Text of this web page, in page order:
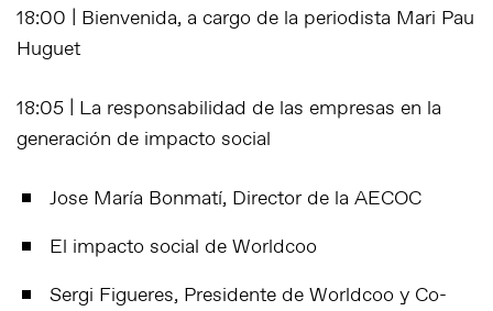
18:00 | Bienvenida, a cargo de la periodista Mari Pau
Huguet
18:05 | La responsabilidad de las empresas en la
generación de impacto social
Jose María Bonmatí, Director de la AECOC
El impacto social de Worldcoo
Sergi Figueres, Presidente de Worldcoo y Co-